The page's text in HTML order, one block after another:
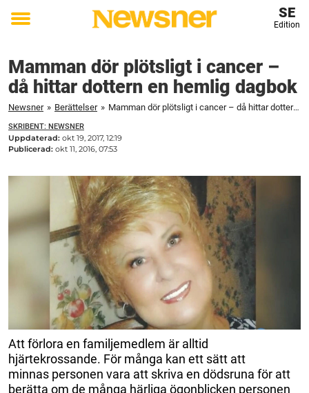
Toggle
SE
Edition
Mamman dör plötsligt i cancer –
då hittar dottern en hemlig dagbok
Newsner » Berättelser » Mamman dör plötsligt i cancer – då hittar dottern en hemlig dagbok
SKRIBENT: NEWSNER
Uppdaterad: okt 19, 2017, 12:19
Publicerad: okt 11, 2016, 07:53
Att förlora en familjemedlem är alltid
hjärtekrossande. För många kan ett sätt att
minnas personen vara att skriva en dödsruna för att
berätta om de många härliga ögonblicken personen